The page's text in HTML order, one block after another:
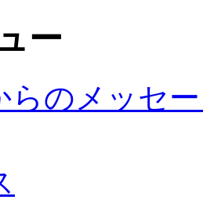
ー
らのメッセ